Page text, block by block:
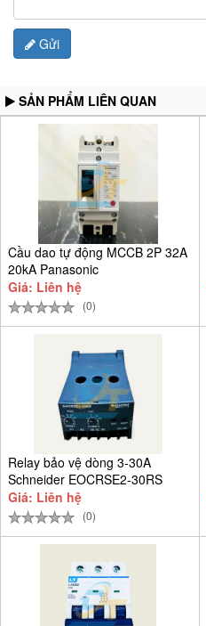
Gửi
SẢN PHẨM LIÊN QUAN
Cầu dao tự động MCCB 2P 32A
20kA Panasonic
BBSF2232CTCV
Giá: Liên hệ
(0)
Relay bảo vệ dòng 3-30A
Schneider EOCRSE2-30RS
Giá: Liên hệ
(0)